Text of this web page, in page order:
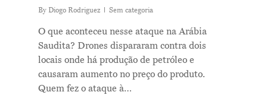
By Diogo Rodriguez Sem categoria
O que aconteceu nesse ataque na Arábia
Saudita? Drones dispararam contra dois
locais onde há produção de petróleo e
causaram aumento no preço do produto.
Quem fez o ataque à…